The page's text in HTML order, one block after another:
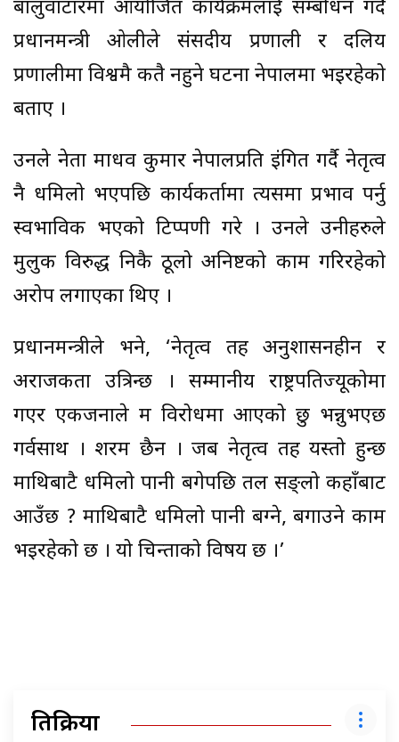
बालुवाटारमा आयोजित कार्यक्रमलाई सम्बोधन गर्दै
प्रधानमन्त्री ओलीले संसदीय प्रणाली र दलिय
प्रणालीमा विश्वमै कतै नहुने घटना नेपालमा भइरहेको
बताए ।
उनले नेता माधव कुमार नेपालप्रति इंगित गर्दै नेतृत्व
नै धमिलो भएपछि कार्यकर्तामा त्यसमा प्रभाव पर्नु
स्वभाविक भएको टिप्पणी गरे । उनले उनीहरुले
मुलुक विरुद्ध निकै ठूलो अनिष्टको काम गरिरहेको
अरोप लगाएका थिए ।
प्रधानमन्त्रीले भने, ‘नेतृत्व तह अनुशासनहीन र
अराजकता उत्रिन्छ । सम्मानीय राष्ट्रपतिज्यूकोमा
गएर एकजनाले म विरोधमा आएको छु भन्नुभएछ
गर्वसाथ । शरम छैन । जब नेतृत्व तह यस्तो हुन्छ
माथिबाटै धमिलो पानी बगेपछि तल सङ्लो कहाँबाट
आउँछ ? माथिबाटै धमिलो पानी बग्ने, बगाउने काम
भइरहेको छ । यो चिन्ताको विषय छ ।’
प्रतिक्रिया